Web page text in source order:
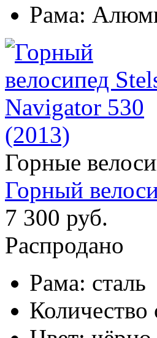
Рама:
Горные
Горный
7 300 руб.
Распродано
Рама: сталь
Количество